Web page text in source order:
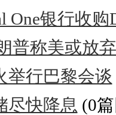
One银行收购
普称美或放
举行巴黎会谈
尽快降息 (0